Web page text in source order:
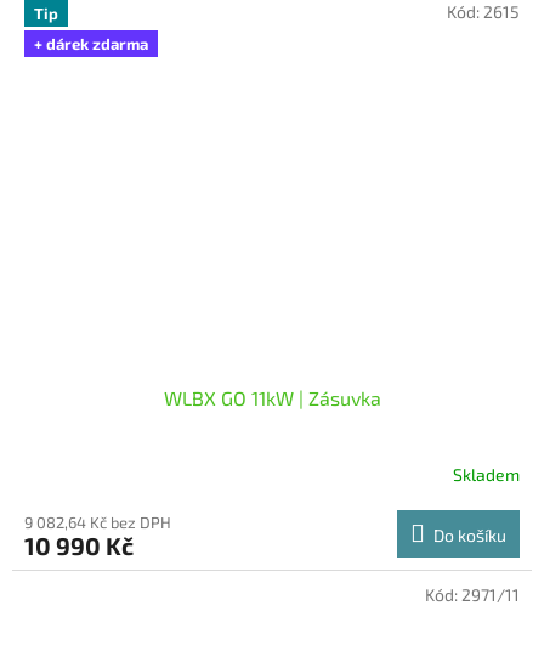
Tip
+ dárek zdarma
WLBX GO 11kW | Zásuvka
Skladem
9 082,64 Kč bez DPH
10 990 Kč Do košíku
Kód: 2615
Kód: 2971/11